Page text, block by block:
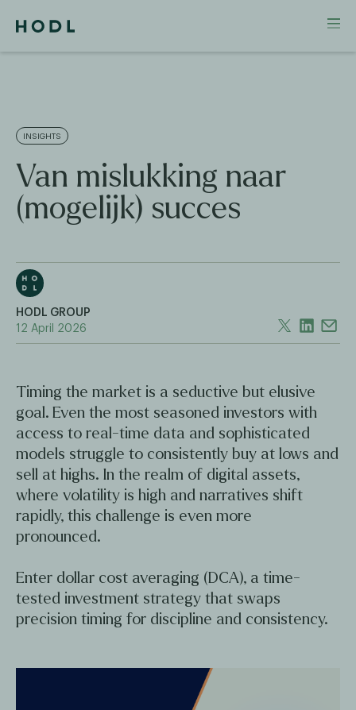
INSIGHTS
Van mislukking naar
(mogelijk) succes
HODL GROUP
12 April 2026
Timing the market is a seductive but elusive
goal. Even the most seasoned investors with
access to real-time data and sophisticated
models struggle to consistently buy at lows and
sell at highs. In the realm of digital assets,
where volatility is high and narratives shift
rapidly, this challenge is even more
pronounced.
Enter dollar cost averaging (DCA), a time-
tested investment strategy that swaps
precision timing for discipline and consistency.